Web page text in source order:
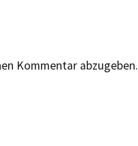
Kommentar abzugeben.